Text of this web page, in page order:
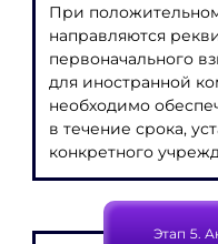
При
направляются
первоначального
для иностранной
необходимо
в течение срока,
конкретного
Этап 5.